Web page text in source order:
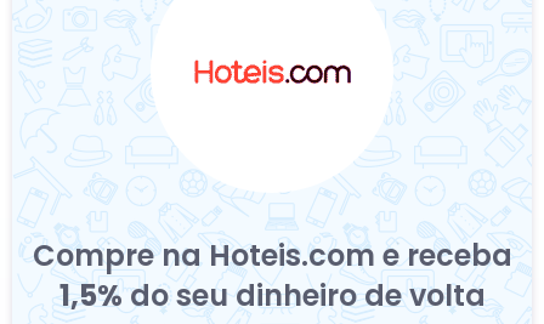
Compre na Hoteis.com e receba
1,5%do seu dinheiro de volta